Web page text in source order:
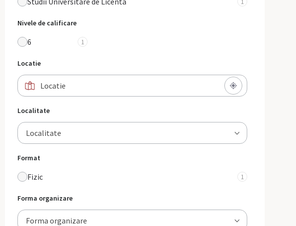
Nivele de calificare
6 1
Locatie
Localitate
Localitate
Format
Fizic 1
Forma organizare
Forma organizare